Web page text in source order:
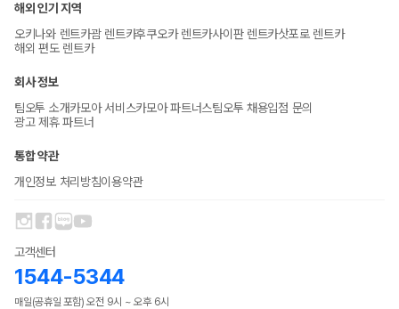
해외 인기 지역
오키나와 렌트카괌 렌트카후쿠오카 렌트카사이판 렌트카삿포로 렌트카
해외 편도 렌트카
회사 정보
팀오투 소개카모아 서비스카모아 파트너스팀오투 채용입점 문의
광고 제휴 파트너
통합 약관
개인정보 처리방침이용약관
고객센터
1544-5344
매일(공휴일 포함) 오전 9시 ~ 오후 6시